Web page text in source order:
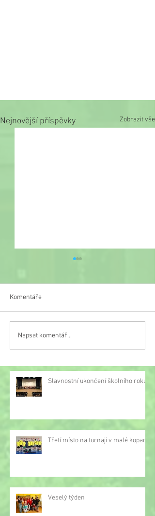
Nejnovější příspěvky Zobrazit vše
Třetí místo na turnaji v
malé kopané
Komentáře
Napsat komentář...
Slavnostní ukončení školního roku
Třetí místo na turnaji v malé kopané
Veselý týden